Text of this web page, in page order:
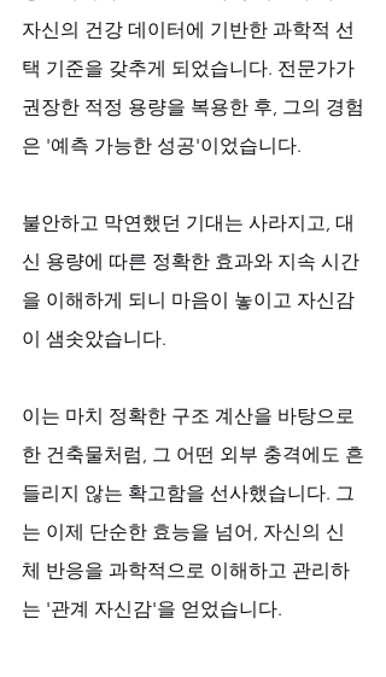
자신의 건강 데이터에 기반한 과학적 선
택 기준을 갖추게 되었습니다. 전문가가
권장한 적정 용량을 복용한 후, 그의 경험
은 '예측 가능한 성공'이었습니다.
불안하고 막연했던 기대는 사라지고, 대
신 용량에 따른 정확한 효과와 지속 시간
을 이해하게 되니 마음이 놓이고 자신감
이 샘솟았습니다.
이는 마치 정확한 구조 계산을 바탕으로
한 건축물처럼, 그 어떤 외부 충격에도 흔
들리지 않는 확고함을 선사했습니다. 그
는 이제 단순한 효능을 넘어, 자신의 신
체 반응을 과학적으로 이해하고 관리하
는 '관계 자신감'을 얻었습니다.